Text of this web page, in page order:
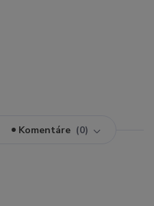
Komentáre 0